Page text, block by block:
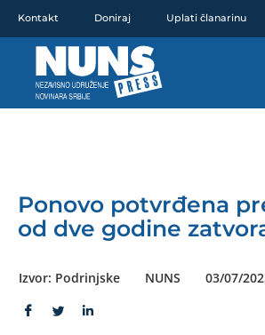
sadržaj
Kontakt Doniraj Uplati članarinu
Ponovo potvrđena
od dve godine
Izvor: Podrinjske NUNS 03/07/